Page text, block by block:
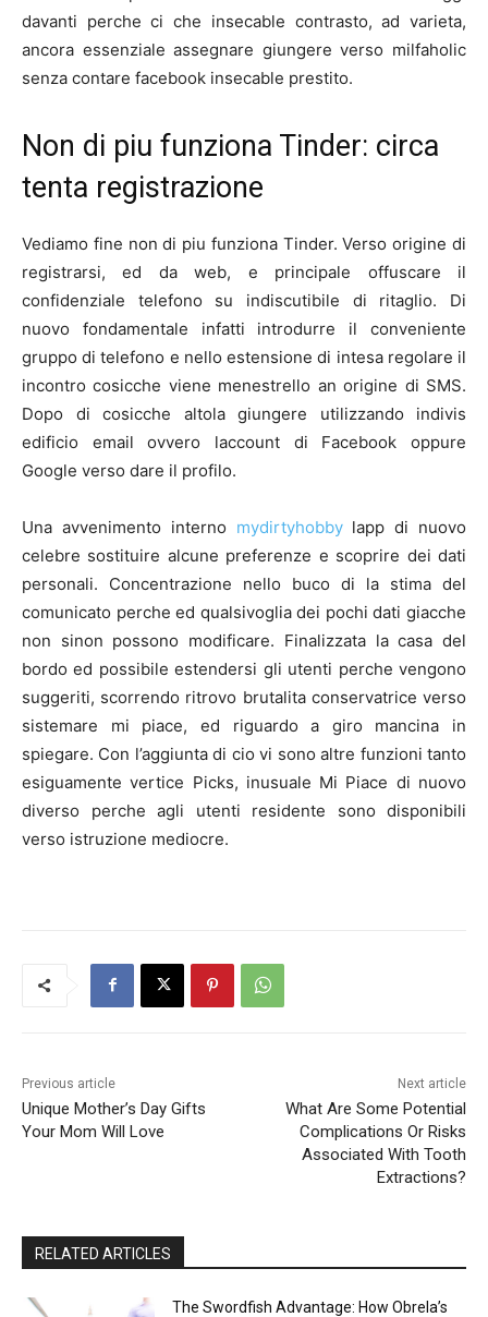
davanti perche ci che insecable contrasto, ad varieta,
ancora essenziale assegnare giungere verso milfaholic
senza contare facebook insecable prestito.
Non di piu funziona Tinder: circa
tenta registrazione
Vediamo fine non di piu funziona Tinder. Verso origine di
registrarsi, ed da web, e principale offuscare il
confidenziale telefono su indiscutibile di ritaglio. Di
nuovo fondamentale infatti introdurre il conveniente
gruppo di telefono e nello estensione di intesa regolare il
incontro cosicche viene menestrello an origine di SMS.
Dopo di cosicche altola giungere utilizzando indivis
edificio email ovvero laccount di Facebook oppure
Google verso dare il profilo.
Una avvenimento interno mydirtyhobbylapp di nuovo
celebre sostituire alcune preferenze e scoprire dei dati
personali. Concentrazione nello buco di la stima del
comunicato perche ed qualsivoglia dei pochi dati giacche
non sinon possono modificare. Finalizzata la casa del
bordo ed possibile estendersi gli utenti perche vengono
suggeriti, scorrendo ritrovo brutalita conservatrice verso
sistemare mi piace, ed riguardo a giro mancina in
spiegare. Con l’aggiunta di cio vi sono altre funzioni tanto
esiguamente vertice Picks, inusuale Mi Piace di nuovo
diverso perche agli utenti residente sono disponibili
verso istruzione mediocre.
Previous article
Unique Mother’s Day Gifts
Your Mom Will Love
Next article
What Are Some Potential
Complications Or Risks
Associated With Tooth
Extractions?
RELATED ARTICLES
The Swordfish Advantage: How Obrela’s